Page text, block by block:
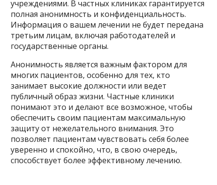
учреждениями. В частных клиниках гарантируется
полная анонимность и конфиденциальность.
Информация о вашем лечении не будет передана
третьим лицам, включая работодателей и
государственные органы.
Анонимность является важным фактором для
многих пациентов, особенно для тех, кто
занимает высокие должности или ведет
публичный образ жизни. Частные клиники
понимают это и делают все возможное, чтобы
обеспечить своим пациентам максимальную
защиту от нежелательного внимания. Это
позволяет пациентам чувствовать себя более
уверенно и спокойно, что, в свою очередь,
способствует более эффективному лечению.